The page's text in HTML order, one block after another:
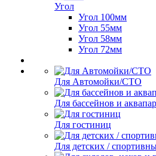
Угол
Угол 100мм
Угол 55мм
Угол 58мм
Угол 72мм
Для Автомойки/СТО
Для бассейнов и
Для гостиниц
Для детских /